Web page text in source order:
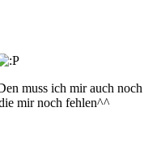
muss ich mir auch noch
mir noch fehlen^^